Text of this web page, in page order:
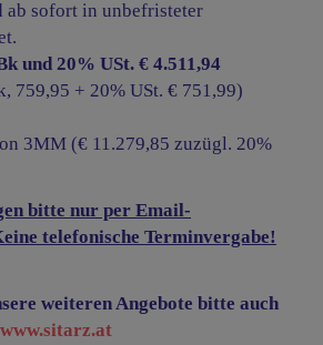
sofort in unbefristeter
und 20% USt. € 4.511,94
759,95 + 20% USt. € 751,99)
3MM (€ 11.279,85 zuzügl. 20%
bitte nur per Email-
telefonische Terminvergabe!
weiteren Angebote bitte auch
www.sitarz.at